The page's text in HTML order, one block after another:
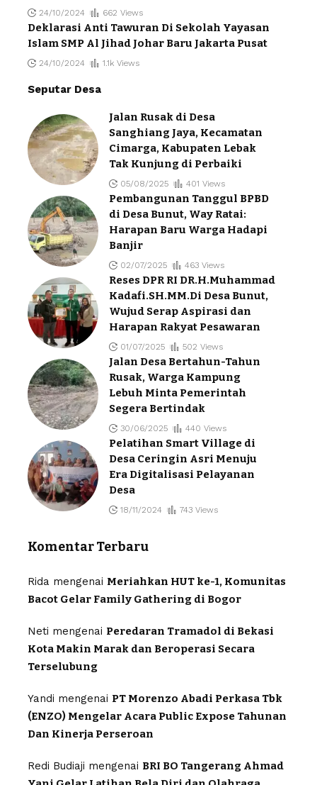
24/10/2024 662 Views
Deklarasi Anti Tawuran Di Sekolah Yayasan
Islam SMP Al Jihad Johar Baru Jakarta Pusat
24/10/2024 1.1k Views
Seputar Desa
Jalan Rusak di Desa
Sanghiang Jaya, Kecamatan
Cimarga, Kabupaten Lebak
Tak Kunjung di Perbaiki
05/08/2025 401 Views
Pembangunan Tanggul BPBD
di Desa Bunut, Way Ratai:
Harapan Baru Warga Hadapi
Banjir
02/07/2025 463 Views
Reses DPR RI DR.H.Muhammad
Kadafi.SH.MM.Di Desa Bunut,
Wujud Serap Aspirasi dan
Harapan Rakyat Pesawaran
01/07/2025 502 Views
Jalan Desa Bertahun-Tahun
Rusak, Warga Kampung
Lebuh Minta Pemerintah
Segera Bertindak
30/06/2025 440 Views
Pelatihan Smart Village di
Desa Ceringin Asri Menuju
Era Digitalisasi Pelayanan
Desa
18/11/2024 743 Views
Komentar Terbaru
Rida mengenai Meriahkan HUT ke-1, Komunitas
Bacot Gelar Family Gathering di Bogor
Neti mengenai Peredaran Tramadol di Bekasi
Kota Makin Marak dan Beroperasi Secara
Terselubung
Yandi mengenai PT Morenzo Abadi Perkasa Tbk
(ENZO) Mengelar Acara Public Expose Tahunan
Dan Kinerja Perseroan
Redi Budiaji mengenai BRI BO Tangerang Ahmad